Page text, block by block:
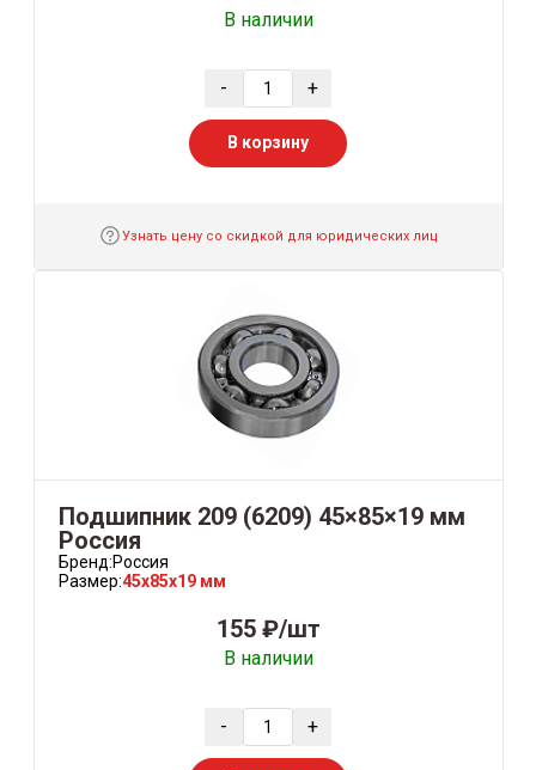
В наличии
- +
В корзину
Узнать цену со скидкой для юридических лиц
Подшипник 209 (6209) 45×85×19 мм
Россия
Бренд:Россия
Размер:45x85x19 мм
155 ₽/шт
В наличии
- +